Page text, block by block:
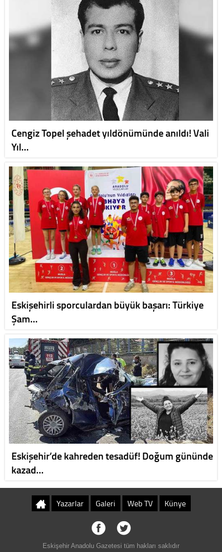
Cengiz Topel şehadet yıldönümünde anıldı! Vali
Yıl…
Eskişehirli sporculardan büyük başarı: Türkiye
Şam…
Eskişehir’de kahreden tesadüf! Doğum gününde
kazad…
Yazarlar Galeri Web TV Künye
Eskişehir Anadolu Gazetesi tüm hakları saklıdır